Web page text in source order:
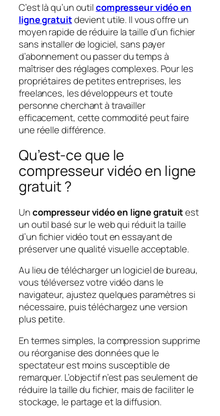
C’est là qu’un outilcompresseur vidéo en
ligne gratuitdevient utile. Il vous offre un
moyen rapide de réduire la taille d’un fichier
sans installer de logiciel, sans payer
d’abonnement ou passer du temps à
maîtriser des réglages complexes. Pour les
propriétaires de petites entreprises, les
freelances, les développeurs et toute
personne cherchant à travailler
efficacement, cette commodité peut faire
une réelle différence.
Qu’est-ce que le
compresseur vidéo en ligne
gratuit ?
Uncompresseur vidéo en ligne gratuitest
un outil basé sur le web qui réduit la taille
d’un fichier vidéo tout en essayant de
préserver une qualité visuelle acceptable.
Au lieu de télécharger un logiciel de bureau,
vous téléversez votre vidéo dans le
navigateur, ajustez quelques paramètres si
nécessaire, puis téléchargez une version
plus petite.
En termes simples, la compression supprime
ou réorganise des données que le
spectateur est moins susceptible de
remarquer. L’objectif n’est pas seulement de
réduire la taille du fichier, mais de faciliter le
stockage, le partage et la diffusion.